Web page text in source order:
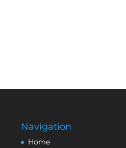
Navigation
Home